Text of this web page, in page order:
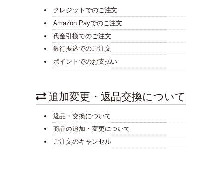
クレジットでのご注文
Amazon Payでのご注文
代金引換でのご注文
銀行振込でのご注文
ポイントでのお支払い
追加変更・返品交換について
返品・交換について
商品の追加・変更について
ご注文のキャンセル